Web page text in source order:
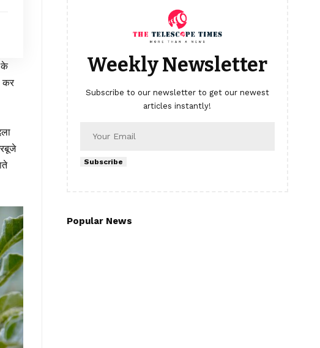
के
कर
Weekly Newsletter
Subscribe to our newsletter to get our newest
articles instantly!
Subscribe
Popular News